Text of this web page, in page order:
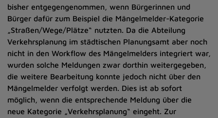
bisher entgegengenommen, wenn Bürgerinnen und
Bürger dafür zum Beispiel die Mängelmelder-Kategorie
„Straßen/Wege/Plätze“ nutzten. Da die Abteilung
Verkehrsplanung im städtischen Planungsamt aber noch
nicht in den Workflow des Mängelmelders integriert war,
wurden solche Meldungen zwar dorthin weitergegeben,
die weitere Bearbeitung konnte jedoch nicht über den
Mängelmelder verfolgt werden. Dies ist ab sofort
möglich, wenn die entsprechende Meldung über die
neue Kategorie „Verkehrsplanung“ eingeht. Zur